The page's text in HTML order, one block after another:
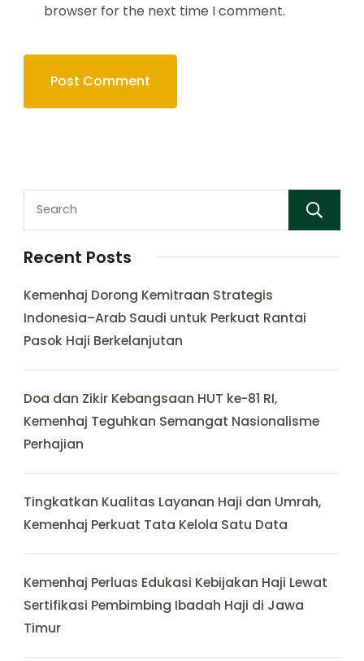
browser for the next time I comment.
Recent Posts
Kemenhaj Dorong Kemitraan Strategis
Indonesia–Arab Saudi untuk Perkuat Rantai
Pasok Haji Berkelanjutan
Doa dan Zikir Kebangsaan HUT ke-81 RI,
Kemenhaj Teguhkan Semangat Nasionalisme
Perhajian
Tingkatkan Kualitas Layanan Haji dan Umrah,
Kemenhaj Perkuat Tata Kelola Satu Data
Kemenhaj Perluas Edukasi Kebijakan Haji Lewat
Sertifikasi Pembimbing Ibadah Haji di Jawa
Timur